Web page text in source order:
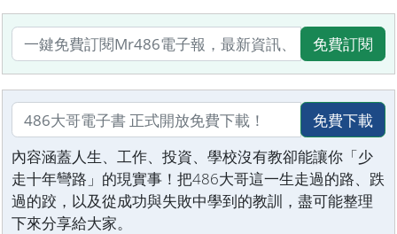
免費訂閱
免費下載
內容涵蓋人生、工作、投資、學校沒有教卻能讓你「少
走十年彎路」的現實事！把486大哥這一生走過的路、跌
過的跤，以及從成功與失敗中學到的教訓，盡可能整理
下來分享給大家。